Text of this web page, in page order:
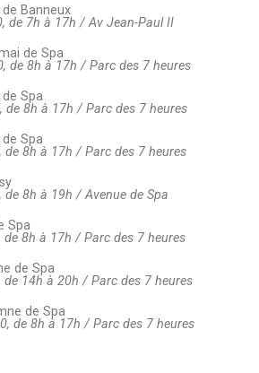
Banneux
de 7h à 17h / Av Jean-Paul II
de Spa
de 8h à 17h / Parc des 7 heures
Spa
de 8h à 17h / Parc des 7 heures
Spa
8h à 17h / Parc des 7 heures
8h à 19h / Avenue de Spa
Spa
8h à 17h / Parc des 7 heures
de Spa
14h à 20h / Parc des 7 heures
de Spa
de 8h à 17h / Parc des 7 heures